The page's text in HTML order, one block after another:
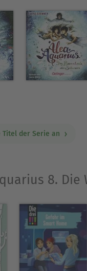
Titel der Serie an
8. Die